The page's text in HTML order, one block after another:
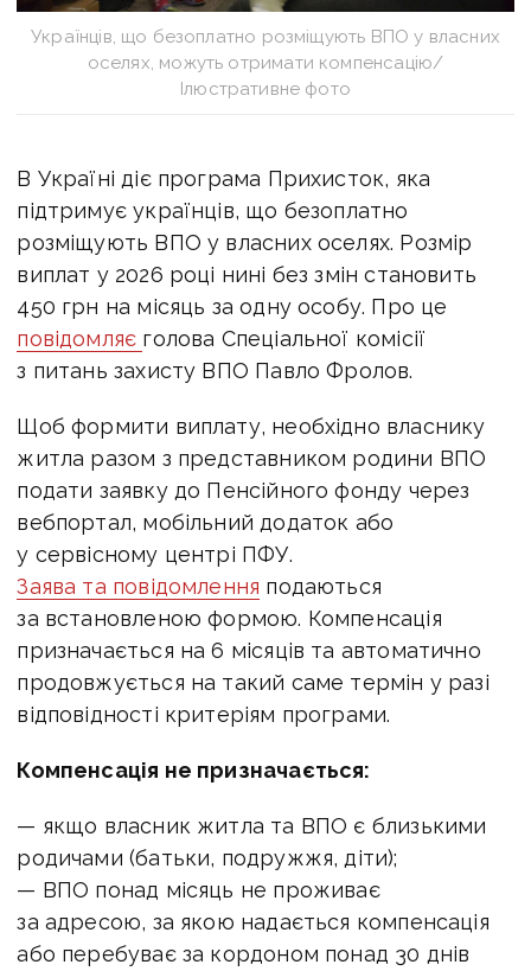
Українців, що безоплатно розміщують ВПО у власних
оселях, можуть отримати компенсацію/
Ілюстративне фото
В Україні діє програма Прихисток, яка
підтримує українців, що безоплатно
розміщують ВПО у власних оселях. Розмір
виплат у 2026 році нині без змін становить
450 грн на місяць за одну особу. Про це
повідомляє голова Спеціальної комісії
з питань захисту ВПО Павло Фролов.
Щоб формити виплату, необхідно власнику
житла разом з представником родини ВПО
подати заявку до Пенсійного фонду через
вебпортал, мобільний додаток або
у сервісному центрі ПФУ.
Заява та повідомлення подаються
за встановленою формою. Компенсація
призначається на 6 місяців та автоматично
продовжується на такий саме термін у разі
відповідності критеріям програми.
Компенсація не призначається:
— якщо власник житла та ВПО є близькими
родичами (батьки, подружжя, діти);
— ВПО понад місяць не проживає
за адресою, за якою надається компенсація
або перебуває за кордоном понад 30 днів